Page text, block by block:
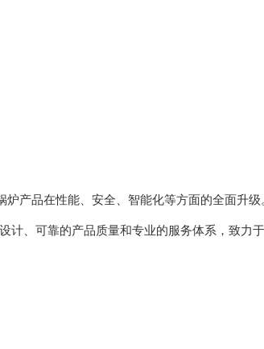
产品在性能、安全、智能化等方面的全面升级。
、可靠的产品质量和专业的服务体系，致力